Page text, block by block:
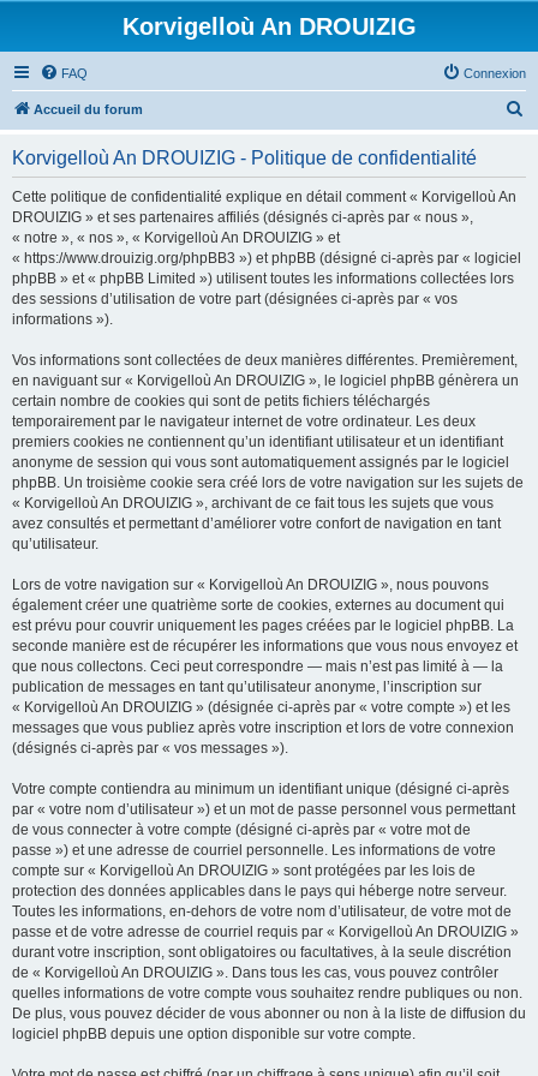
Korvigelloù An DROUIZIG
FAQ Connexion
Accueil du forum
Korvigelloù An DROUIZIG - Politique de confidentialité
Cette politique de confidentialité explique en détail comment « Korvigelloù An
DROUIZIG » et ses partenaires affiliés (désignés ci-après par « nous »,
« notre », « nos », « Korvigelloù An DROUIZIG » et
« https://www.drouizig.org/phpBB3 ») et phpBB (désigné ci-après par « logiciel
phpBB » et « phpBB Limited ») utilisent toutes les informations collectées lors
des sessions d’utilisation de votre part (désignées ci-après par « vos
informations »).
Vos informations sont collectées de deux manières différentes. Premièrement,
en naviguant sur « Korvigelloù An DROUIZIG », le logiciel phpBB génèrera un
certain nombre de cookies qui sont de petits fichiers téléchargés
temporairement par le navigateur internet de votre ordinateur. Les deux
premiers cookies ne contiennent qu’un identifiant utilisateur et un identifiant
anonyme de session qui vous sont automatiquement assignés par le logiciel
phpBB. Un troisième cookie sera créé lors de votre navigation sur les sujets de
« Korvigelloù An DROUIZIG », archivant de ce fait tous les sujets que vous
avez consultés et permettant d’améliorer votre confort de navigation en tant
qu’utilisateur.
Lors de votre navigation sur « Korvigelloù An DROUIZIG », nous pouvons
également créer une quatrième sorte de cookies, externes au document qui
est prévu pour couvrir uniquement les pages créées par le logiciel phpBB. La
seconde manière est de récupérer les informations que vous nous envoyez et
que nous collectons. Ceci peut correspondre — mais n’est pas limité à — la
publication de messages en tant qu’utilisateur anonyme, l’inscription sur
« Korvigelloù An DROUIZIG » (désignée ci-après par « votre compte ») et les
messages que vous publiez après votre inscription et lors de votre connexion
(désignés ci-après par « vos messages »).
Votre compte contiendra au minimum un identifiant unique (désigné ci-après
par « votre nom d’utilisateur ») et un mot de passe personnel vous permettant
de vous connecter à votre compte (désigné ci-après par « votre mot de
passe ») et une adresse de courriel personnelle. Les informations de votre
compte sur « Korvigelloù An DROUIZIG » sont protégées par les lois de
protection des données applicables dans le pays qui héberge notre serveur.
Toutes les informations, en-dehors de votre nom d’utilisateur, de votre mot de
passe et de votre adresse de courriel requis par « Korvigelloù An DROUIZIG »
durant votre inscription, sont obligatoires ou facultatives, à la seule discrétion
de « Korvigelloù An DROUIZIG ». Dans tous les cas, vous pouvez contrôler
quelles informations de votre compte vous souhaitez rendre publiques ou non.
De plus, vous pouvez décider de vous abonner ou non à la liste de diffusion du
logiciel phpBB depuis une option disponible sur votre compte.